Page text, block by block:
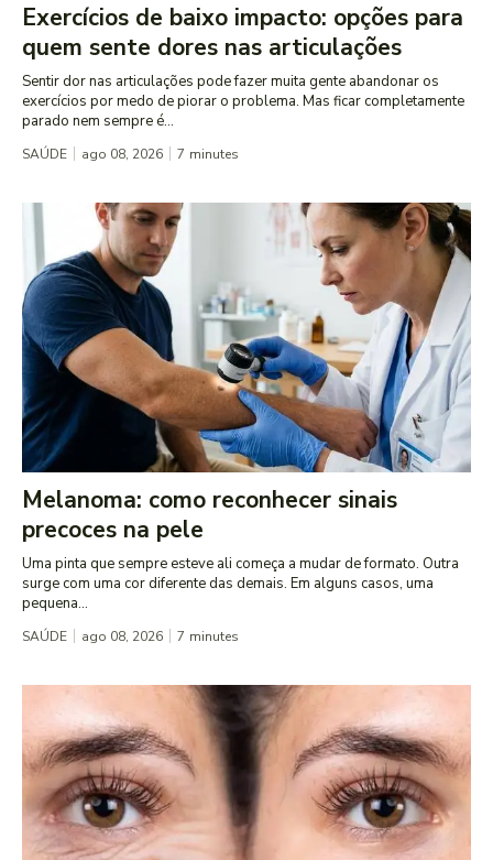
Exercícios de baixo impacto: opções para
quem sente dores nas articulações
Sentir dor nas articulações pode fazer muita gente abandonar os
exercícios por medo de piorar o problema. Mas ficar completamente
parado nem sempre é...
SAÚDE ago 08, 2026 7 minutes
Melanoma: como reconhecer sinais
precoces na pele
Uma pinta que sempre esteve ali começa a mudar de formato. Outra
surge com uma cor diferente das demais. Em alguns casos, uma
pequena...
SAÚDE ago 08, 2026 7 minutes